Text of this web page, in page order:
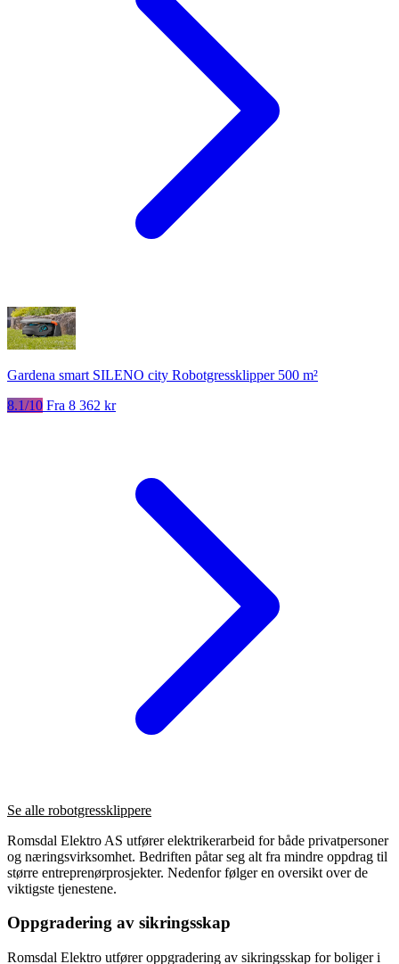
Gardena smart SILENO city Robotgressklipper 500 m²
8.1/10 Fra 8 362 kr
Se alle robotgressklippere
Romsdal Elektro AS utfører elektrikerarbeid for både privatpersoner
og næringsvirksomhet. Bedriften påtar seg alt fra mindre oppdrag til
større entreprenørprosjekter. Nedenfor følger en oversikt over de
viktigste tjenestene.
Oppgradering av sikringsskap
Romsdal Elektro utfører oppgradering av sikringsskap for boliger i